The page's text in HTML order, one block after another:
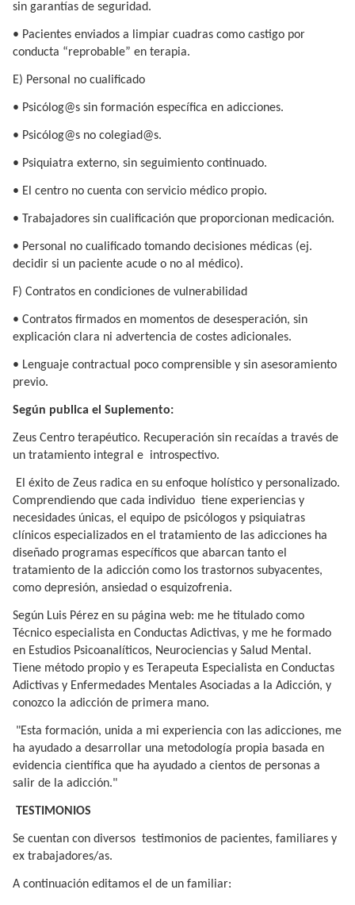
sin garantías de seguridad.
• Pacientes enviados a limpiar cuadras como castigo por
conducta “reprobable” en terapia.
E) Personal no cualificado
• Psicólog@s sin formación específica en adicciones.
• Psicólog@s no colegiad@s.
• Psiquiatra externo, sin seguimiento continuado.
• El centro no cuenta con servicio médico propio.
• Trabajadores sin cualificación que proporcionan medicación.
• Personal no cualificado tomando decisiones médicas (ej.
decidir si un paciente acude o no al médico).
F) Contratos en condiciones de vulnerabilidad
• Contratos firmados en momentos de desesperación, sin
explicación clara ni advertencia de costes adicionales.
• Lenguaje contractual poco comprensible y sin asesoramiento
previo.
Según publica el Suplemento:
Zeus Centro terapéutico. Recuperación sin recaídas a través de
un tratamiento integral e introspectivo.
El éxito de Zeus radica en su enfoque holístico y personalizado.
Comprendiendo que cada individuo tiene experiencias y
necesidades únicas, el equipo de psicólogos y psiquiatras
clínicos especializados en el tratamiento de las adicciones ha
diseñado programas específicos que abarcan tanto el
tratamiento de la adicción como los trastornos subyacentes,
como depresión, ansiedad o esquizofrenia.
Según Luis Pérez en su página web: me he titulado como
Técnico especialista en Conductas Adictivas, y me he formado
en Estudios Psicoanalíticos, Neurociencias y Salud Mental.
Tiene método propio y es Terapeuta Especialista en Conductas
Adictivas y Enfermedades Mentales Asociadas a la Adicción, y
conozco la adicción de primera mano.
"Esta formación, unida a mi experiencia con las adicciones, me
ha ayudado a desarrollar una metodología propia basada en
evidencia científica que ha ayudado a cientos de personas a
salir de la adicción."
TESTIMONIOS
Se cuentan con diversos testimonios de pacientes, familiares y
ex trabajadores/as.
A continuación editamos el de un familiar: